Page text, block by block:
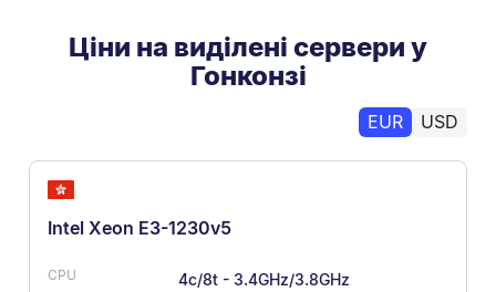
Ціни на виділені сервери у
Гонконзі
EUR USD
Intel Xeon E3-1230v5
4c/8t - 3.4GHz/3.8GHz